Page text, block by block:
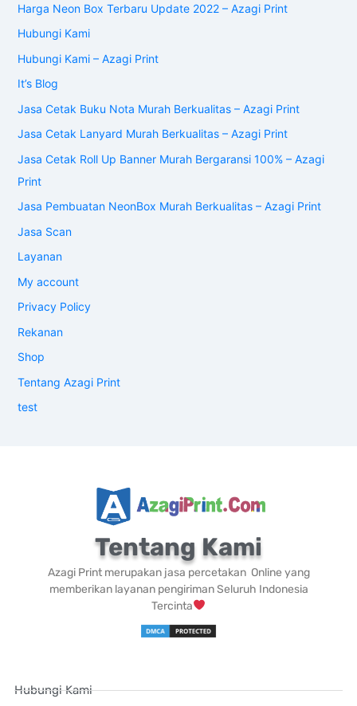
Harga Neon Box Terbaru Update 2022 – Azagi Print
Hubungi Kami
Hubungi Kami – Azagi Print
It’s Blog
Jasa Cetak Buku Nota Murah Berkualitas – Azagi Print
Jasa Cetak Lanyard Murah Berkualitas – Azagi Print
Jasa Cetak Roll Up Banner Murah Bergaransi 100% – Azagi
Print
Jasa Pembuatan NeonBox Murah Berkualitas – Azagi Print
Jasa Scan
Layanan
My account
Privacy Policy
Rekanan
Shop
Tentang Azagi Print
test
Tentang Kami
Azagi Print merupakan jasa percetakan Online yang
memberikan layanan pengiriman Seluruh Indonesia
Tercinta
Hubungi Kami